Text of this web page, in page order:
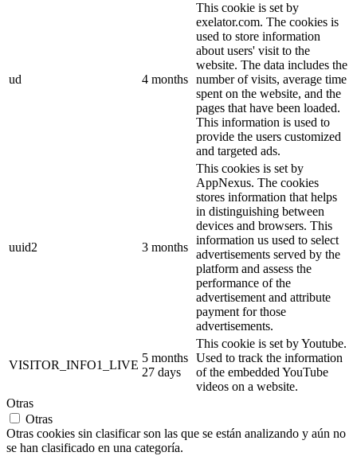
ud 4 months
This cookie is set by
exelator.com. The cookies is
used to store information
about users' visit to the
website. The data includes the
number of visits, average time
spent on the website, and the
pages that have been loaded.
This information is used to
provide the users customized
and targeted ads.
uuid2 3 months
This cookies is set by
AppNexus. The cookies
stores information that helps
in distinguishing between
devices and browsers. This
information us used to select
advertisements served by the
platform and assess the
performance of the
advertisement and attribute
payment for those
advertisements.
VISITOR_INFO1_LIVE
5 months
27 days
This cookie is set by Youtube.
Used to track the information
of the embedded YouTube
videos on a website.
Otras
Otras
Otras cookies sin clasificar son las que se están analizando y aún no
se han clasificado en una categoría.